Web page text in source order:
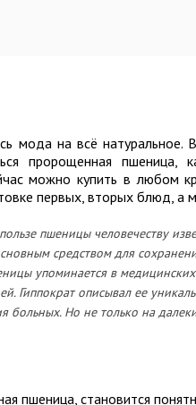
мода на всё
пророщенная пшеница,
можно купить в любом
первых, вторых блюд,
пшеницы человечеству
средством для
упоминается в
Гиппократ описывал ее
больных. Но не только на
пшеница, становится